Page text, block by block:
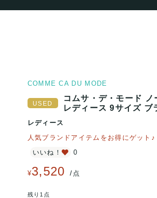
COMME CA DU MODE
コムサ・デ・モード
レディース 9サイズ ブ
レディース
人気ブランドアイテムをお得にゲット♪
いいね！
0
¥3,520 / 点
残り1点